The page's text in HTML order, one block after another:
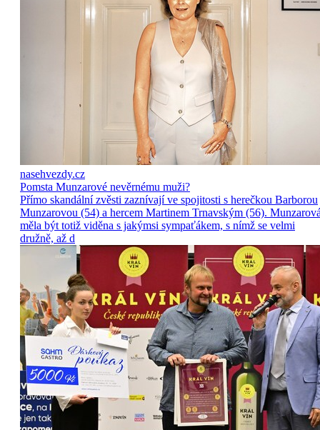
nasehvezdy.cz
Pomsta Munzarové nevěrnému muži?
Přímo skandální zvěsti zaznívají ve spojitosti s herečkou Barborou
Munzarovou (54) a hercem Martinem Trnavským (56).
měla být totiž viděna s jakýmsi sympaťákem, s nímž se velmi
družně, až d